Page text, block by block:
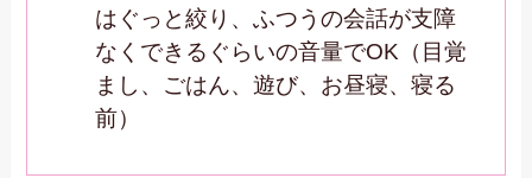
はぐっと絞り、ふつうの会話が支障
なくできるぐらいの音量でOK（目覚
まし、ごはん、遊び、お昼寝、寝る
前）